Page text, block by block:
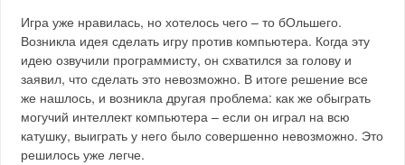
Игра уже нравилась, но хотелось чего – то бОльшего.
Возникла идея сделать игру против компьютера. Когда эту
идею озвучили программисту, он схватился за голову и
заявил, что сделать это невозможно. В итоге решение все
же нашлось, и возникла другая проблема: как же обыграть
могучий интеллект компьютера – если он играл на всю
катушку, выиграть у него было совершенно невозможно. Это
решилось уже легче.